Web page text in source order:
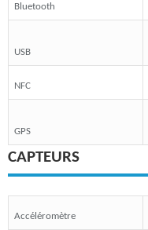
Bluetooth
USB
NFC
GPS
CAPTEURS
Accéléromètre